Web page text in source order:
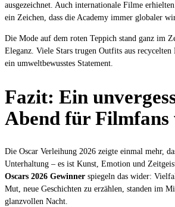
ausgezeichnet. Auch internationale Filme
ein Zeichen, dass die Academy immer globaler
Die Mode auf dem roten Teppich stand ganz im
Eleganz. Viele Stars trugen Outfits aus recycelten
ein umweltbewusstes Statement.
Fazit: Ein
Abend für Filmfans
Die Oscar Verleihung 2026 zeigte einmal mehr,
Unterhaltung – es ist Kunst, Emotion und
Oscars 2026 Gewinner spiegeln das wider:
Mut, neue Geschichten zu erzählen, standen im
glanzvollen Nacht.